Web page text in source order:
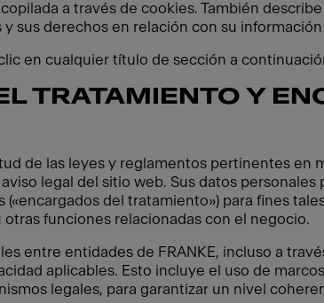
a través de cookies. También
sus derechos en relación con su
en cualquier título de sección a
TRATAMIENTO Y
de las leyes y reglamentos pertinentes en
legal del sitio web. Sus datos
del tratamiento») para fines
funciones relacionadas con el negocio.
entre entidades de FRANKE, incluso a
aplicables. Esto incluye el uso de
legales, para garantizar un nivel